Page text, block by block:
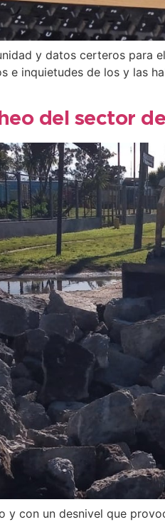
y datos certeros
e inquietudes de los y las
del sector
y con un desnivel que